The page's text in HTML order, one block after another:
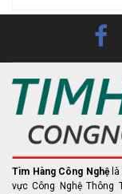
Tìm Hàng Công Nghệ
vực Công Nghệ Thông